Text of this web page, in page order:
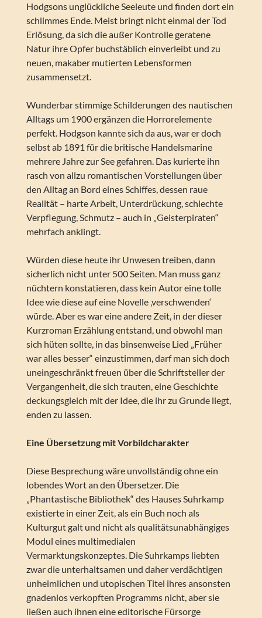
Hodgsons unglückliche Seeleute und finden dort ein
schlimmes Ende. Meist bringt nicht einmal der Tod
Erlösung, da sich die außer Kontrolle geratene
Natur ihre Opfer buchstäblich einverleibt und zu
neuen, makaber mutierten Lebensformen
zusammensetzt.
Wunderbar stimmige Schilderungen des nautischen
Alltags um 1900 ergänzen die Horrorelemente
perfekt. Hodgson kannte sich da aus, war er doch
selbst ab 1891 für die britische Handelsmarine
mehrere Jahre zur See gefahren. Das kurierte ihn
rasch von allzu romantischen Vorstellungen über
den Alltag an Bord eines Schiffes, dessen raue
Realität – harte Arbeit, Unterdrückung, schlechte
Verpflegung, Schmutz – auch in „Geisterpiraten“
mehrfach anklingt.
Würden diese heute ihr Unwesen treiben, dann
sicherlich nicht unter 500 Seiten. Man muss ganz
nüchtern konstatieren, dass kein Autor eine tolle
Idee wie diese auf eine Novelle ‚verschwenden‘
würde. Aber es war eine andere Zeit, in der dieser
Kurzroman Erzählung entstand, und obwohl man
sich hüten sollte, in das binsenweise Lied „Früher
war alles besser“ einzustimmen, darf man sich doch
uneingeschränkt freuen über die Schriftsteller der
Vergangenheit, die sich trauten, eine Geschichte
deckungsgleich mit der Idee, die ihr zu Grunde liegt,
enden zu lassen.
Eine Übersetzung mit Vorbildcharakter
Diese Besprechung wäre unvollständig ohne ein
lobendes Wort an den Übersetzer. Die
„Phantastische Bibliothek“ des Hauses Suhrkamp
existierte in einer Zeit, als ein Buch noch als
Kulturgut galt und nicht als qualitätsunabhängiges
Modul eines multimedialen
Vermarktungskonzeptes. Die Suhrkamps liebten
zwar die unterhaltsamen und daher verdächtigen
unheimlichen und utopischen Titel ihres ansonsten
gnadenlos verkopften Programms nicht, aber sie
ließen auch ihnen eine editorische Fürsorge